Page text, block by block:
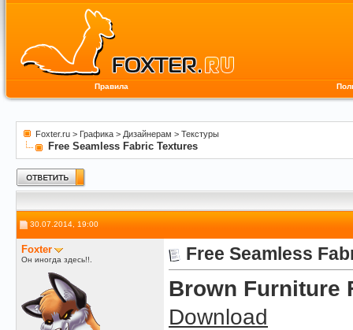
Правила
Foxter.ru > Графика > Дизайнерам > Текстуры
Free Seamless Fabric Textures
30.07.2014, 19:00
Foxter
Он иногда здесь!!. Free Seamless
Brown Furniture
Download